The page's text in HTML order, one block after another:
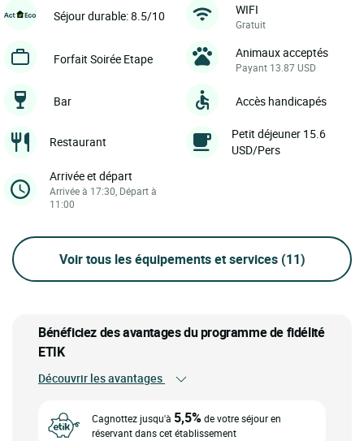
Séjour durable: 8.5/10 WIFI
Gratuit
Forfait Soirée Etape Animaux acceptés
Payant 13.87 USD
Bar Accès handicapés
Restaurant
Petit déjeuner 15.6
USD/Pers
Arrivée et départ
Arrivée à 17:30, Départ à
11:00
Voir tous les équipements et services (11)
Bénéficiez des avantages du programme de fidélité
ETIK
Découvrir les avantages
Cagnottez jusqu'à 5,5%de votre séjour en
réservant dans cet établissement